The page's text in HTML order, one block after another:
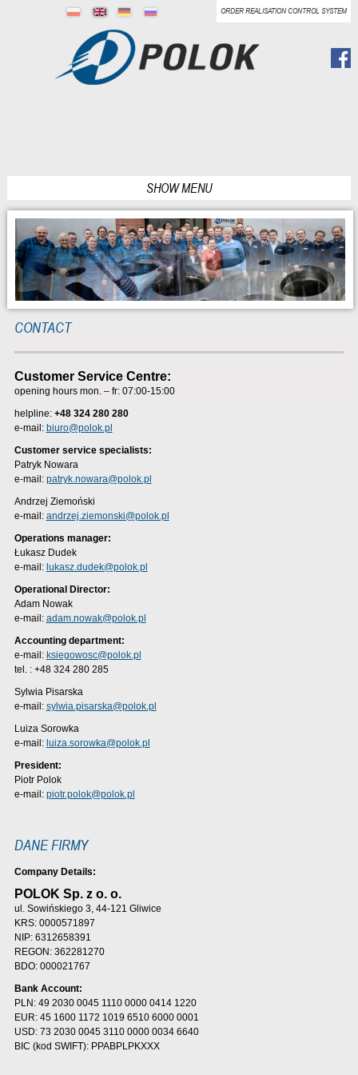
ORDER REALISATION CONTROL SYSTEM
SHOW MENU
CONTACT
Customer Service Centre:
opening hours mon. – fr: 07:00-15:00
helpline: +48 324 280 280
e-mail: biuro@polok.pl
Customer service specialists:
Patryk Nowara
e-mail: patryk.nowara@polok.pl
Andrzej Ziemoński
e-mail: andrzej.ziemonski@polok.pl
Operations manager:
Łukasz Dudek
e-mail: lukasz.dudek@polok.pl
Operational Director:
Adam Nowak
e-mail: adam.nowak@polok.pl
Accounting department:
e-mail: ksiegowosc@polok.pl
tel. : +48 324 280 285
Sylwia Pisarska
e-mail: sylwia.pisarska@polok.pl
Luiza Sorowka
e-mail: luiza.sorowka@polok.pl
President:
Piotr Polok
e-mail: piotr.polok@polok.pl
DANE FIRMY
Company Details:
POLOK Sp. z o. o.
ul. Sowińskiego 3, 44-121 Gliwice
KRS: 0000571897
NIP: 6312658391
REGON: 362281270
BDO: 000021767
Bank Account:
PLN: 49 2030 0045 1110 0000 0414 1220
EUR: 45 1600 1172 1019 6510 6000 0001
USD: 73 2030 0045 3110 0000 0034 6640
BIC (kod SWIFT): PPABPLPKXXX